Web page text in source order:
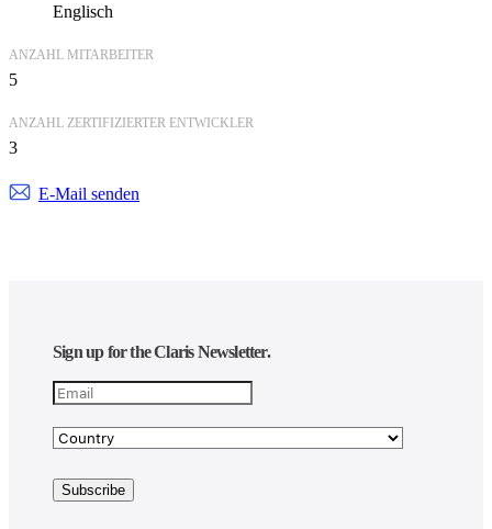
Englisch
ANZAHL MITARBEITER
5
ANZAHL ZERTIFIZIERTER ENTWICKLER
3
E-Mail senden
Sign up for the Claris Newsletter.